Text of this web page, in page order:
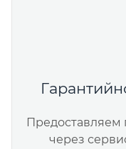
Предоставляем
через